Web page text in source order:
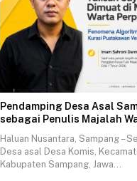
Pendamping Desa Asal
sebagai Penulis Majalah
Haluan Nusantara, Sampang –
Desa asal Desa Komis,
Kabupaten Sampang, Jawa…